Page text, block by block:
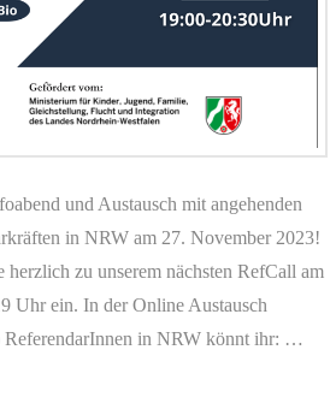
und Austausch mit angehenden
in NRW am 27. November 2023!
herzlich zu unserem nächsten RefCall am
Uhr ein. In der Online Austausch
ReferendarInnen in NRW könnt ihr: …